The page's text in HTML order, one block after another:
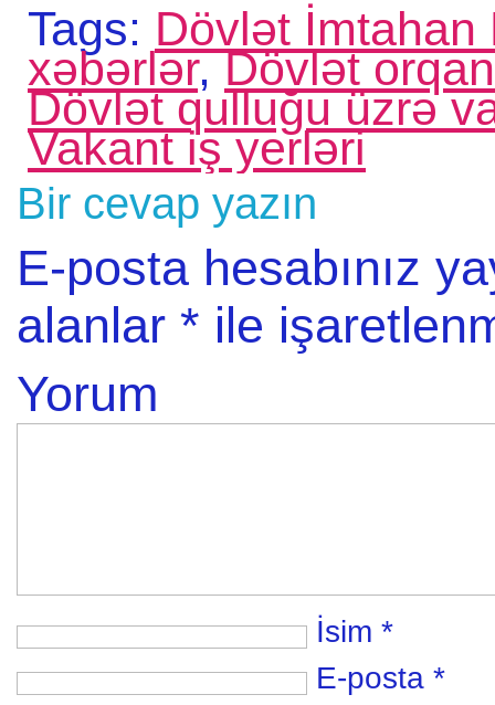
Tags: Dövlət İmtahan
xəbərlər,Dövlət
Dövlət qulluğu üzrə
Vakant iş yerləri
Bir cevap yazın
E-posta hesabınız
alanlar * ile
Yorum
İsim *
E-posta *